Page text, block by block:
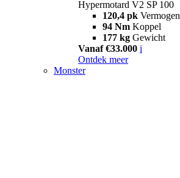
Hypermotard V2 SP 100
120,4 pk Vermogen
94 Nm Koppel
177 kg Gewicht
Vanaf €33.000 i
Ontdek meer
Monster